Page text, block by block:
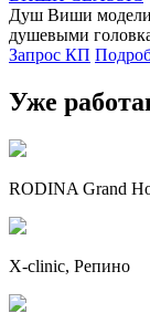
Душ Виши модели
душевыми
Запрос КП
Уже
RODINA Grand
X-clinic, Репино